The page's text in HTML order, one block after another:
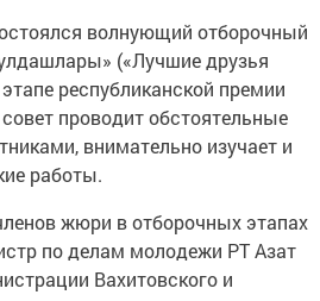
волнующий отборочный
(«Лучшие друзья
республиканской премии
проводит обстоятельные
внимательно изучает и
работы.
жюри в отборочных этапах
по делам молодежи РТ Азат
Вахитовского и